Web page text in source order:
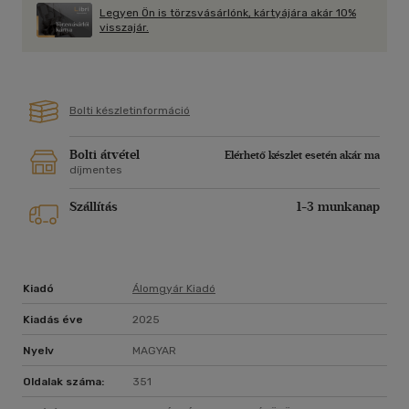
menedéket.
Ahogy a múlt árnyai életre kelnek, az egyre veszélyesebb
Anne L. Green regényében a téli Toszkána romantikája a múlt
Legyen Ön is törzsvásárlónk, kártyájára akár 10%
visszajár.
Bolti készletinformáció
Bolti átvétel
Elérhető készlet esetén akár ma
díjmentes
Szállítás 1-3 munkanap
Kiadó Álomgyár Kiadó
Kiadás éve 2025
Nyelv MAGYAR
Oldalak száma: 351